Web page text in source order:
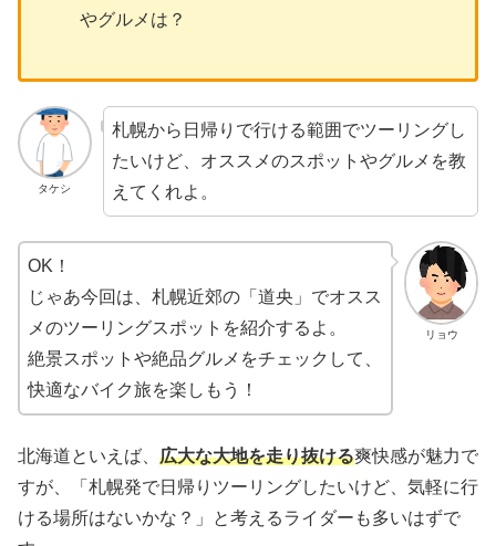
やグルメは？
タケシ
札幌から日帰りで行ける範囲でツーリングし
たいけど、オススメのスポットやグルメを教
えてくれよ。
リョウ
OK！
じゃあ今回は、札幌近郊の「道央」でオスス
メのツーリングスポットを紹介するよ。
絶景スポットや絶品グルメをチェックして、
快適なバイク旅を楽しもう！
北海道といえば、 広大な大地を走り抜ける爽快感が魅力で
すが、「札幌発で日帰りツーリングしたいけど、気軽に行
ける場所はないかな？」と考えるライダーも多いはずで